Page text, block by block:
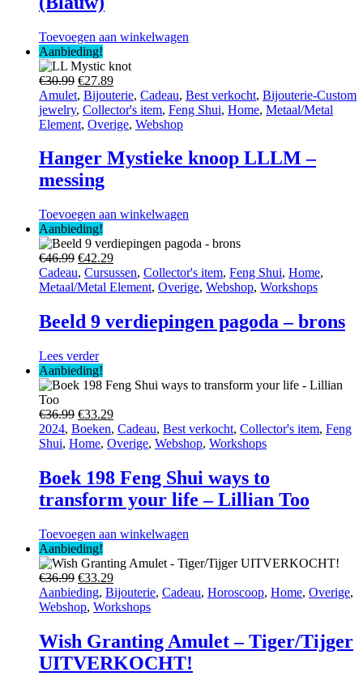
Toevoegen aan winkelwagen
Aanbieding!
€30.99 Oorspronkelijke
prijs
was:
€30.99.
€27.89Huidige
prijs
is:
€27.89.
Amulet, Bijouterie, Cadeau, Best verkocht, Bijouterie-Custom
jewelry, Collector's item, Feng Shui, Home, Metaal/Metal
Element, Overige, Webshop
Hanger Mystieke knoop LLLM –
messing
Toevoegen aan winkelwagen
Aanbieding!
€46.99 Oorspronkelijke
prijs
was:
€42.29Huidige
prijs
is:
Cadeau, Cursussen, Collector's item, Feng Shui, Home,
Metaal/Metal Element, Overige, Webshop, Workshops
Beeld 9 verdiepingen pagoda – brons
Lees verder
Aanbieding!
€36.99 Oorspronkelijke
prijs
was:
€33.29Huidige
prijs
is:
2024, Boeken, Cadeau, Best verkocht, Collector's item, Feng
Shui, Home, Overige, Webshop, Workshops
Boek 198 Feng Shui ways to
transform your life – Lillian Too
Toevoegen aan winkelwagen
Aanbieding!
€36.99 Oorspronkelijke
prijs
was:
€33.29Huidige
prijs
is:
Aanbieding, Bijouterie, Cadeau, Horoscoop, Home, Overige,
Webshop, Workshops
Wish Granting Amulet – Tiger/Tijger
UITVERKOCHT!